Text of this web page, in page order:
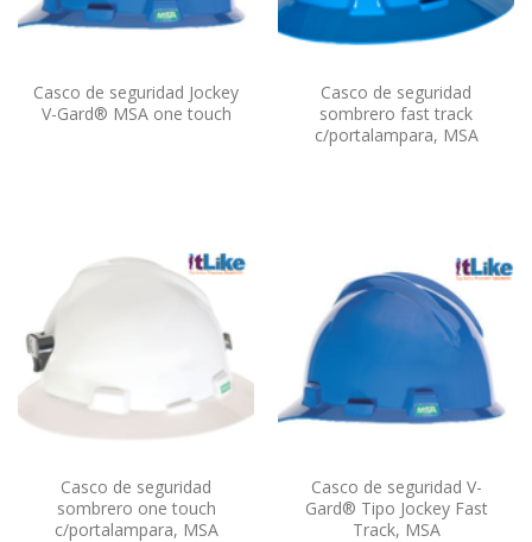
Casco de seguridad Jockey
V-Gard® MSA one touch
Casco de seguridad
sombrero fast track
c/portalampara, MSA
Casco de seguridad
sombrero one touch
c/portalampara, MSA
Casco de seguridad V-
Gard® Tipo Jockey Fast
Track, MSA